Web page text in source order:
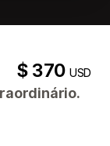
$ 370USD